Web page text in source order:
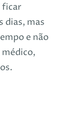
ficar
dias, mas
e não